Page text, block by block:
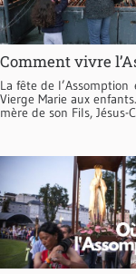
Comment vivre
La fête de
Vierge Marie aux
mère de son Fils, Jésus-